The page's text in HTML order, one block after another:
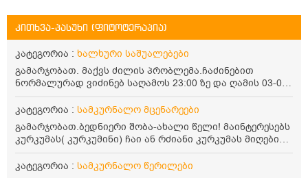
კითხვა-პასუხი (ფიტოტერაპია)
კატეგორია : ხალხური საშუალებები
გამარჯობათ. მაქვს ძილის პრობლემა.ჩაძინებით
ნორმალურად ვიძინებ საღამოს 23:00 ზე და ღამის 03-00
ან 04:00 საათზე მეღვიძება და მერე ვერ ვიძინებ
ვერაფრით.რამე ხალხური საშუალება თუ არის ამ
კატეგორია : სამკურნალო მცენარეები
გამარჯობათ.ბედნიერი შობა-ახალი წელი! მაინტერესებს
კურკუმას( კურკუმინი) ჩაი ან რძიანი კურკუმას მიღების
წესი. მაინტერესებდა და წავიკითხე ასეთი ინფორმაცია:
კურკუმას გააჩნია ანთების საწინააღმდეგო,
კატეგორია : სამკურნალო წერილები